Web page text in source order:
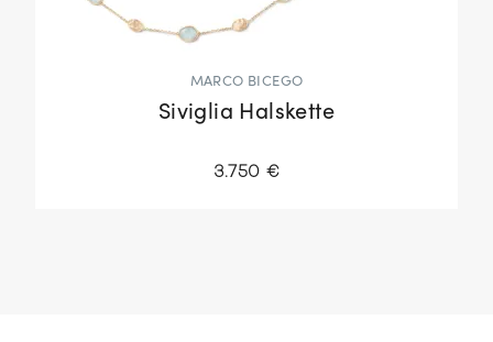
MARCO BICEGO
Siviglia Halskette
3.750 €